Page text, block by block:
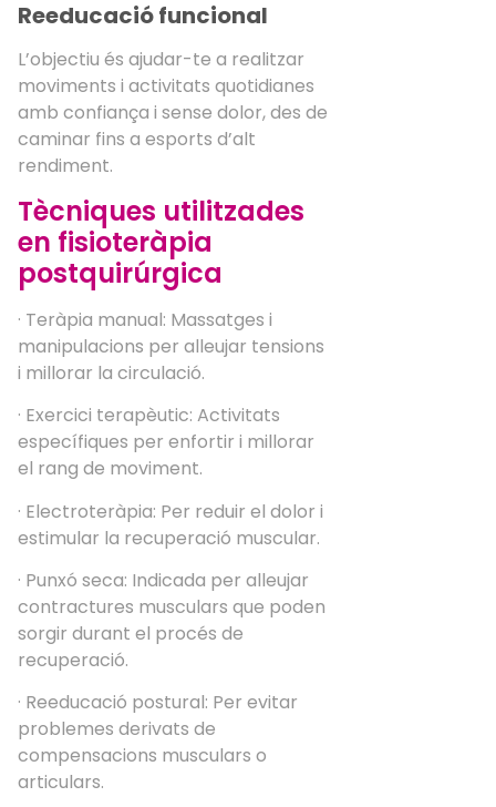
Reeducació funcional
L’objectiu és ajudar-te a realitzar
moviments i activitats quotidianes
amb confiança i sense dolor, des de
caminar fins a esports d’alt
rendiment.
Tècniques utilitzades
en fisioteràpia
postquirúrgica
· Teràpia manual: Massatges i
manipulacions per alleujar tensions
i millorar la circulació.
· Exercici terapèutic: Activitats
específiques per enfortir i millorar
el rang de moviment.
· Electroteràpia: Per reduir el dolor i
estimular la recuperació muscular.
· Punxó seca: Indicada per alleujar
contractures musculars que poden
sorgir durant el procés de
recuperació.
· Reeducació postural: Per evitar
problemes derivats de
compensacions musculars o
articulars.